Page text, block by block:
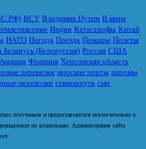
РФ) ВСУ Владимир Путин В мире
Индия Катастрофы Китай
НАТО Погода Поезда Пожары Полеты
Беларусь (Белоруссия) Россия США
Франция Херсонская область
перевозки морские порты паромы
перевозки севморпуть смп
источников и предоставляются исключительно в
их владельцам. Администрация сайта